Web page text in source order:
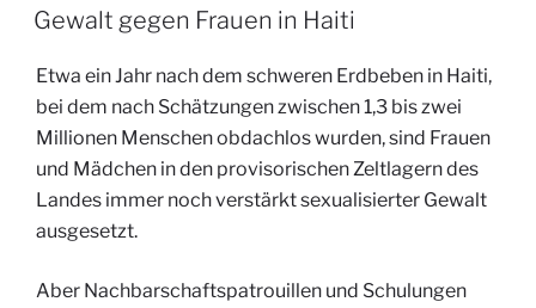
dem
AM
Gewalt gegen Frauen in Haiti
Etwa ein Jahr nach dem schweren Erdbeben in Haiti,
bei dem nach Schätzungen zwischen 1,3 bis zwei
Millionen Menschen obdachlos wurden, sind Frauen
und Mädchen in den provisorischen Zeltlagern des
Landes immer noch verstärkt sexualisierter Gewalt
ausgesetzt.
Aber Nachbarschaftspatrouillen und Schulungen